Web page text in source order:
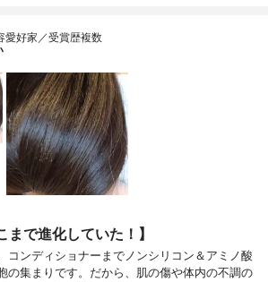
愛好家／受賞歴複数
まで進化していた！】
コンディショナーまでノンシリコン＆アミノ酸
の集まりです。だから、肌の傷や体内の不調の